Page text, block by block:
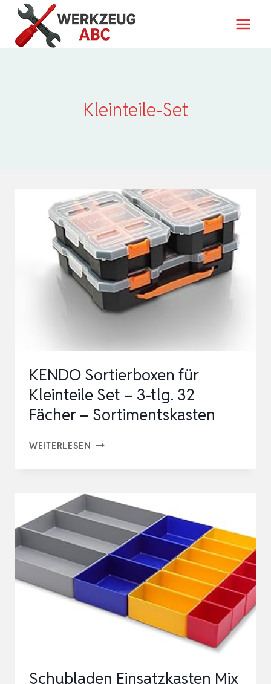
Zum
Inhalt
springen
Kleinteile-Set
KENDO Sortierboxen für
Kleinteile Set – 3-tlg. 32
Fächer – Sortimentskasten
WEITERLESEN KENDO
KLEINTEILE
SET
–
3-
TLG.
32
FÄCHER
SORTIMENTSKASTEN
Schubladen Einsatzkasten Mix